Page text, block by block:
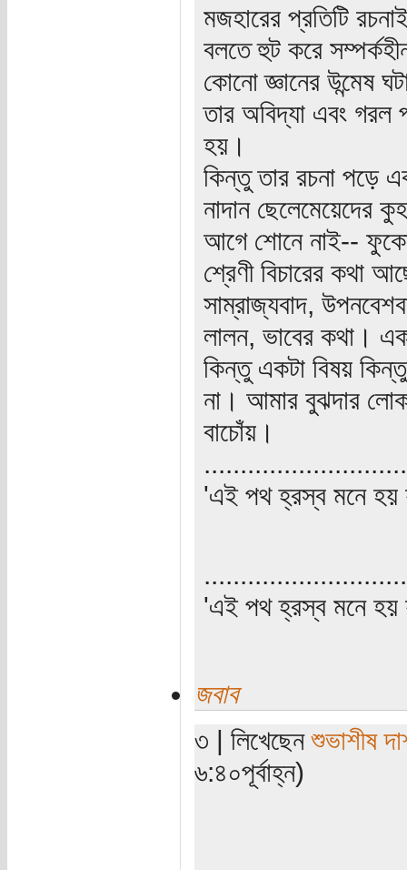
মজহারের প্রতিটি
বলতে হুট করে
কোনো জ্ঞানের উন্মেষ
তার অবিদ্যা এবং গরল
হয়।
কিন্তু তার রচনা পড়ে
নাদান ছেলেমেয়েদের
আগে শোনে নাই-- ফুকো,
শ্রেণী বিচারের কথা
সাম্রাজ্যবাদ,
লালন, ভাবের কথা।
কিন্তু একটা বিষয়
না। আমার বুঝদার
বাচোঁয়।
'এই পথ হ্রস্ব মনে হয়
'এই পথ হ্রস্ব মনে হয়
জবাব
৩ | লিখেছেনশুভাশীষ
৬:৪০পূর্বাহ্ন)